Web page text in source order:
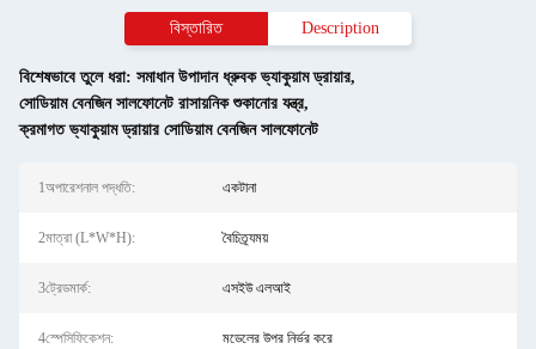
বিস্তারিত Description
বিশেষভাবে তুলে ধরা: সমাধান উপাদান ধ্রুবক ভ্যাকুয়াম ড্রায়ার,
সোডিয়াম বেনজিন সালফোনেট রাসায়নিক শুকানোর যন্ত্র,
ক্রমাগত ভ্যাকুয়াম ড্রায়ার সোডিয়াম বেনজিন সালফোনেট
1অপারেশনাল পদ্ধতি: একটানা
2মাত্রা (L*W*H): বৈচিত্র্যময়
3ট্রেডমার্ক: এসইউ এলআই
4স্পেসিফিকেশন: মডেলের উপর নির্ভর করে